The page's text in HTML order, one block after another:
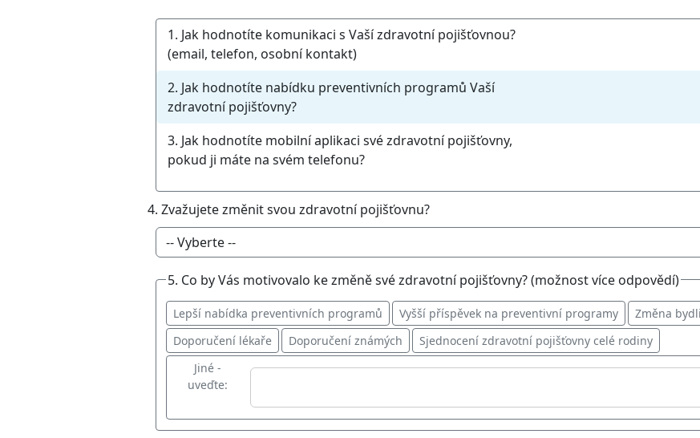
1. Jak hodnotíte komunikaci s Vaší zdravotní pojišťovnou?
(email, telefon, osobní kontakt)
2. Jak hodnotíte nabídku preventivních programů Vaší
zdravotní pojišťovny?
3. Jak hodnotíte mobilní aplikaci své zdravotní pojišťovny,
pokud ji máte na svém telefonu?
4. Zvažujete změnit svou zdravotní pojišťovnu?
5. Co by Vás motivovalo ke změně své zdravotní pojišťovny? (možnost více odpovědí)
Lepší nabídka preventivních programů Vyšší příspěvek na preventivní programy Změna
Doporučení lékaře
Doporučení známých
Sjednocení zdravotní pojišťovny celé rodiny
Jiné -
uveďte: